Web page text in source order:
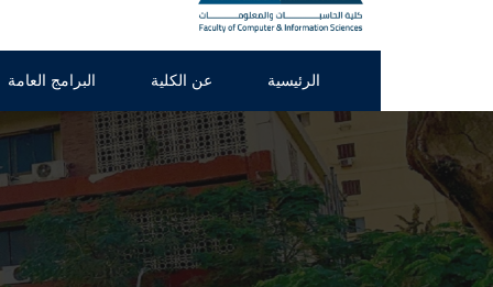
الرئيسية عن الكلية البرامج العامة